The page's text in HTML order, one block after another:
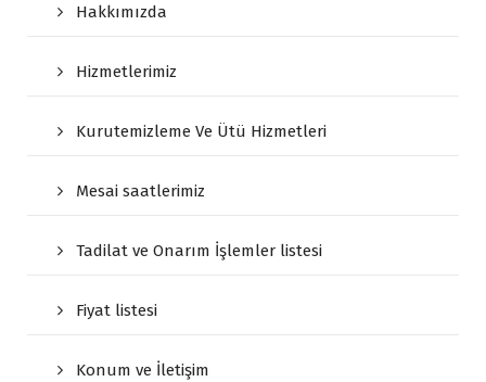
Hakkımızda
Hizmetlerimiz
Kurutemizleme Ve Ütü Hizmetleri
Mesai saatlerimiz
Tadilat ve Onarım İşlemler listesi
Fiyat listesi
Konum ve İletişim